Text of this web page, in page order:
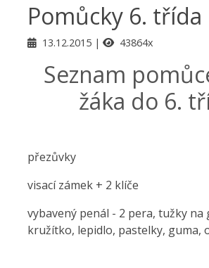
Pomůcky 6. třída
13.12.2015 43864x
Seznam
žáka do 6.
přezůvky
visací zámek + 2 klíče
vybavený penál - 2 pera, tužky na
kružítko, lepidlo, pastelky, guma,